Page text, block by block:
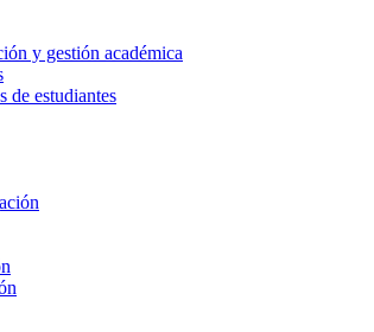
y gestión académica
de estudiantes